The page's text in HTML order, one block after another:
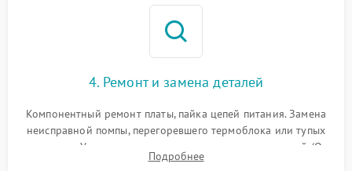
4. Ремонт и замена деталей
Компонентный ремонт платы, пайка цепей питания. Замена
неисправной помпы, перегоревшего термоблока или тупых
жерновов. Установка новых силиконовых уплотнителей (O-
ring) и тефлоновых трубок для надежного устранения
Подробнее